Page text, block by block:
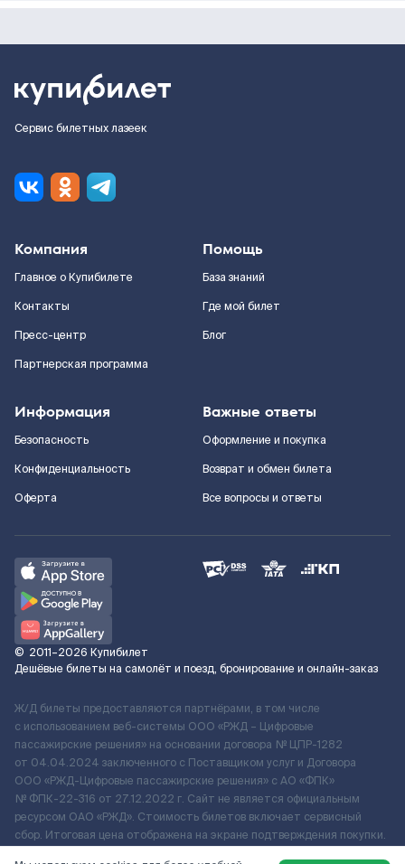
Сервис билетных лазеек
Компания
Главное о Купибилете
Контакты
Пресс-центр
Партнерская программа
Помощь
База знаний
Где мой билет
Блог
Информация
Безопасность
Конфиденциальность
Оферта
Важные ответы
Оформление и покупка
Возврат и обмен билета
Все вопросы и ответы
© 2011–2026 Купибилет
Дешёвые билеты на самолёт и поезд, бронирование и онлайн-заказ
Ж/Д билеты предоставляются партнёрами, в том числе
с использованием веб-системы ООО «РЖД – Цифровые
пассажирские решения» на основании договора № ЦПР-1282
от 04.04.2024 заключенного с Поставщиком услуг и Договора
ООО «РЖД-Цифровые пассажирские решения» c АО «ФПК»
№ ФПК-22-316 от 27.12.2022 г. Сайт не является официальным
ресурсом ОАО «РЖД». Стоимость билетов включает сервисный
сбор. Итоговая цена отображена на экране подтверждения покупки.